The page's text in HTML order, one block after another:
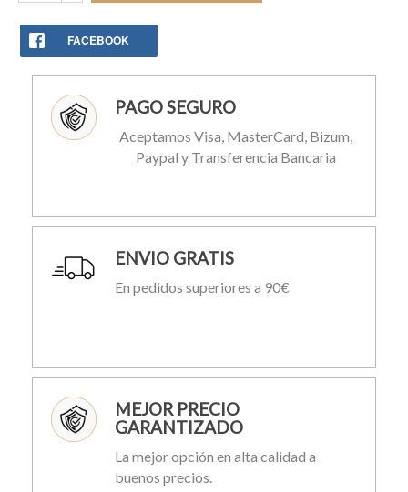
FACEBOOK
PAGO SEGURO
Aceptamos Visa, MasterCard, Bizum,
Paypal y Transferencia Bancaria
ENVIO GRATIS
En pedidos superiores a 90€
MEJOR PRECIO
GARANTIZADO
La mejor opción en alta calidad a
buenos precios.